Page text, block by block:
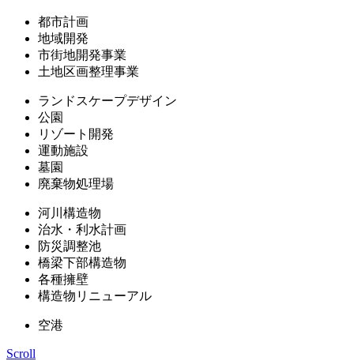
都市計画
地域開発
市街地開発事業
土地区画整理事業
ランドスケープデザイン
公園
リゾート開発
運動施設
墓園
廃棄物処理場
河川構造物
治水・利水計画
防災調整池
橋梁下部構造物
各種擁壁
構造物リニューアル
空港
Scroll